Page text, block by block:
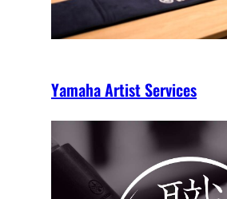
Yamaha Artist Services